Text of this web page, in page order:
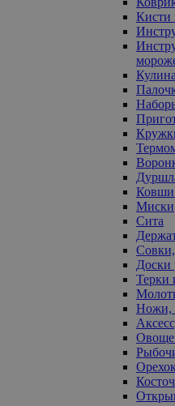
Кисти
Ковши
Миски
Сита
Доски
Терки
Ножи,